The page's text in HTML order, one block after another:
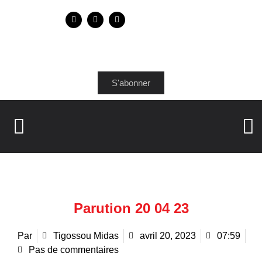
S'abonner
Parution 20 04 23
Par Tigossou Midas avril 20, 2023
07:59
Pas de commentaires